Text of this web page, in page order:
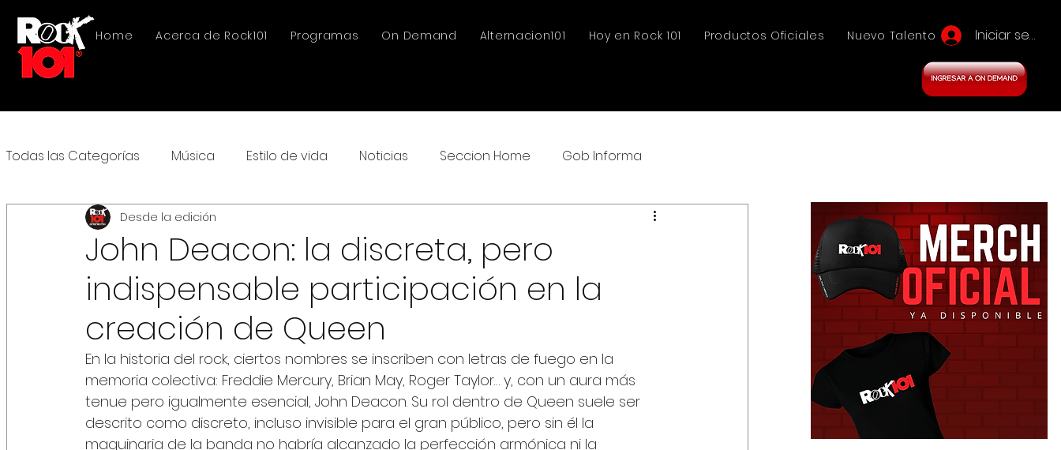
Home Acerca de Rock101 Programas On Demand Alternacion101 Hoy en Rock 101 Productos Oficiales Nuevo Talento Iniciar sesión
Todas las Categorías Música Estilo de vida Noticias Seccion Home Gob Informa
John Deacon: la discreta, pero
indispensable participación en la
creación de Queen
Desde la edición
En la historia del rock, ciertos nombres se inscriben con letras de fuego en la
memoria colectiva: Freddie Mercury, Brian May, Roger Taylor… y, con un aura más
tenue pero igualmente esencial, John Deacon. Su rol dentro de Queen suele ser
descrito como discreto, incluso invisible para el gran público, pero sin él la
maquinaria de la banda no habría alcanzado la perfección armónica ni la